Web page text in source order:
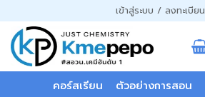
ไป
ยัง
เนื้อหา
เข้าสู่ระบบ / ลงทะเบียน
คอร์สเรียน ตัวอย่างการสอน